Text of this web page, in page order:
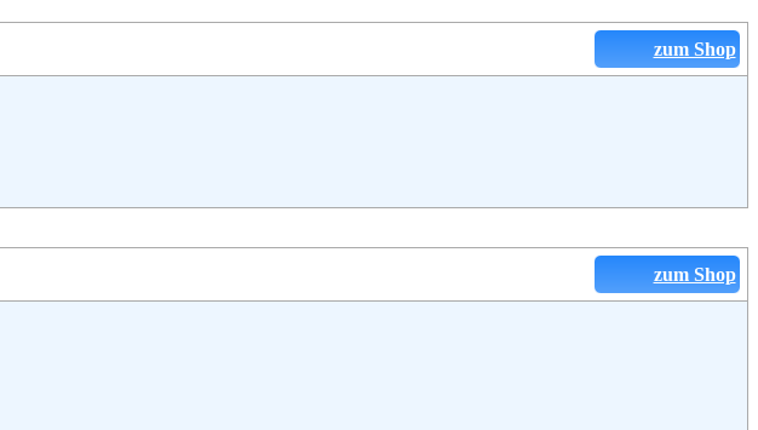
zum Shop
zum Shop